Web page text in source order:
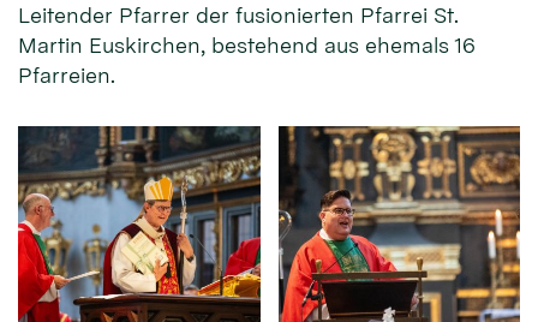
Leitender Pfarrer der fusionierten Pfarrei St.
Martin Euskirchen, bestehend aus ehemals 16
Pfarreien.